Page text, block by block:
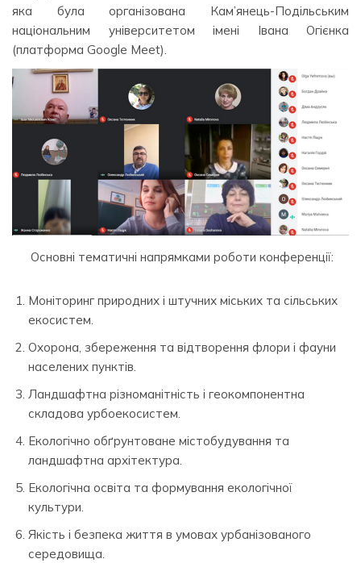
яка була організована Кам’янець-Подільським
національним університетом імені Івана Огієнка
(платформа Google Meet).
Основні тематичні напрямками роботи конференції:
Моніторинг природних і штучних міських та сільських
екосистем.
Охорона, збереження та відтворення флори і фауни
населених пунктів.
Ландшафтна різноманітність і геокомпонентна
складова урбоекосистем.
Екологічно обґрунтоване містобудування та
ландшафтна архітектура.
Екологічна освіта та формування екологічної
культури.
Якість і безпека життя в умовах урбанізованого
середовища.